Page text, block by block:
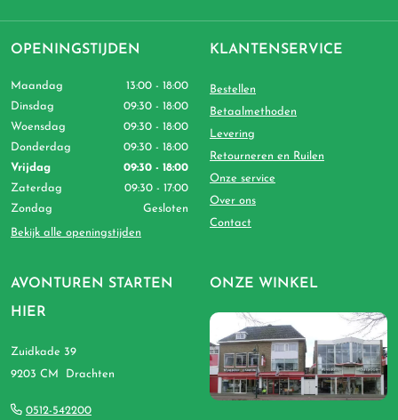
AVONTUREN STARTEN
HIER
Zuidkade 39
9203 CM Drachten
0512-542200
OPENINGSTIJDEN
Maandag
13:00 - 18:00
Dinsdag
09:30 - 18:00
Woensdag
09:30 - 18:00
Donderdag
09:30 - 18:00
Vrijdag
09:30 - 18:00
Zaterdag
09:30 - 17:00
Zondag
Gesloten
Bekijk alle openingstijden
KLANTENSERVICE
Bestellen
Betaalmethoden
Levering
Retourneren en Ruilen
Onze service
Over ons
Contact
ONZE WINKEL